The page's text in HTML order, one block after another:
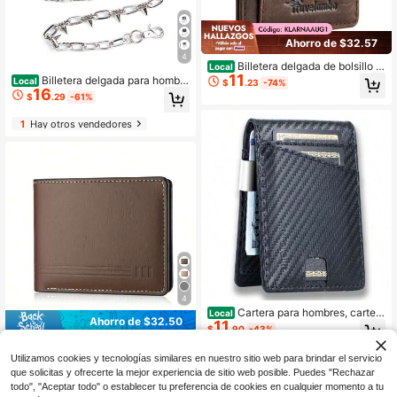
4
Local Billetera delgada para hombr
e, estampado retro de calavera, bol
sillo con cremallera para monedas,
monedero ligero y portátil
$16.29 -61%
1Hay otros vendedores
4
Ahorro de $32.50
ara hombres con bloqueo RFID para
tarjetas e identificación con múltipl
es ranuras para tarjetas, aspecto de
$19.50 -63%
Ahorro de $32.57
Local Billetera delgada de bolsillo d
elantero minimalista de cuero con b
loqueo RFID tamaño mediano
$11 .23 -74%
Local Cartera para hombres, cartera
ultra delgada con clip para billetes,
carteras de cuero, gadgets para ho
mbres, cartera RFID con 12 ranuras
para tarjetas, portador de tarjetas d
e crédito, cartera minimalista para h
ombres con caja de regalo
$11.90 -43%
Utilizamos cookies y tecnologías similares en nuestro sitio web para brindar el servicio
que solicitas y ofrecerte la mejor experiencia de sitio web posible. Puedes "Rechazar
todo", "Aceptar todo" o establecer tu preferencia de cookies en cualquier momento a tu